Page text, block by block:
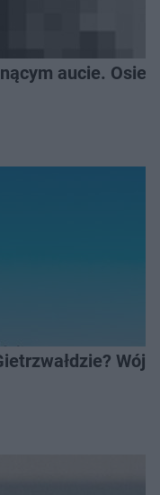
aucie.
Wójt